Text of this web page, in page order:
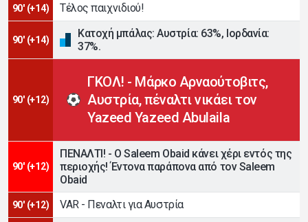
90' (+14) Τέλος παιχνιδιού!
90' (+14)
Κατοχή μπάλας: Αυστρία: 63%, Ιορδανία:
37%.
90' (+12)
ΓΚΟΛ! - Μάρκο Αρναούτοβιτς,
Αυστρία, πέναλτι νικάει τον
Yazeed Yazeed Abulaila
90' (+12)
ΠΕΝΑΛΤΙ! - Ο Saleem Obaid κάνει χέρι εντός της
περιοχής! Έντονα παράπονα από τον Saleem
Obaid
90' (+12) VAR - Πεναλτι για Αυστρία